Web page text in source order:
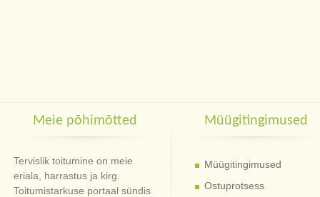
Meie põhimõtted
Tervislik toitumine on meie
eriala, harrastus ja kirg.
Toitumistarkuse portaal sündis
Müügitingimused
Müügitingimused
Ostuprotsess